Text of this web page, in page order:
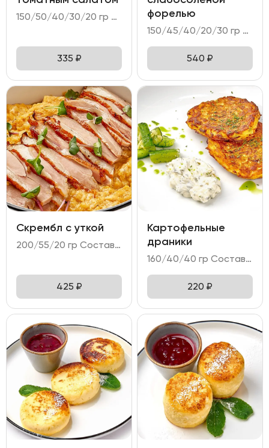
150/50/40/30/20 гр Состав: - яйцо куриное (3 шт); - салат томатный; - тартин пшеничный; - намазка сырная; - микс салата.
335 ₽
форелью
150/45/40/20/30 гр Состав: - яйцо куриное (3 шт); - форель слабосоленая; - тартин пшеничный; - микс салата; - намазка сырная.
540 ₽
Скрембл с уткой
200/55/20 гр Состав: - яйцо куриное (4 шт); - филе утки; - соус унаги.
425 ₽
Картофельные
драники
160/40/40 гр Состав: - дранники картофельные; - соус тар-тар; - битые огурцы.
220 ₽